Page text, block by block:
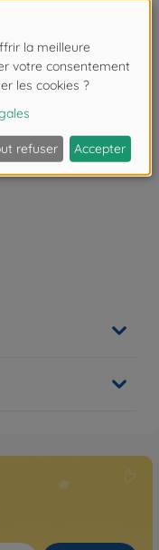
modernes.
aux enfants de
lié à la
taille.